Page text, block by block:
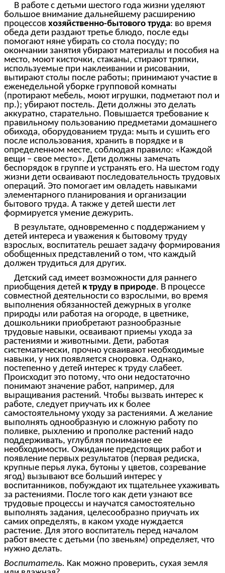
В работе с детьми шестого года жизни уделяют
большое внимание дальнейшему расширению
процессов хозяйственно-бытового труда: во время
обеда дети раздают третье блюдо, после еды
помогают няне убирать со стола посуду; по
окончании занятия убирают материалы и пособия на
место, моют кисточки, стаканы, стирают тряпки,
используемые при наклеивании и рисовании,
вытирают столы после работы; принимают участие в
еженедельной уборке групповой комнаты
(протирают мебель, моют игрушки, подметают пол и
пр.); убирают постель. Дети должны это делать
аккуратно, старательно. Повышается требование к
правильному пользованию предметами домашнего
обихода, оборудованием труда: мыть и сушить его
после использования, хранить в порядке и в
определенном месте, соблюдая правило: «Каждой
вещи – свое место». Дети должны замечать
беспорядок в группе и устранять его. На шестом году
жизни дети осваивают последовательность трудовых
операций. Это помогает им овладеть навыками
элементарного планирования и организации
бытового труда. А также у детей шести лет
формируется умение дежурить.
В результате, одновременно с поддержанием у
детей интереса и уважения к бытовому труду
взрослых, воспитатель решает задачу формирования
обобщенных представлений о том, что каждый
должен трудиться для других.
Детский сад имеет возможности для раннего
приобщения детей к труду в природе. В процессе
совместной деятельности со взрослыми, во время
выполнения обязанностей дежурных в уголке
природы или работая на огороде, в цветнике,
дошкольники приобретают разнообразные
трудовые навыки, осваивают приемы ухода за
растениями и животными. Дети, работая
систематически, прочно усваивают необходимые
навыки, у них появляется сноровка. Однако,
постепенно у детей интерес к труду слабеет.
Происходит это потому, что они недостаточно
понимают значение работ, например, для
выращивания растений. Чтобы вызвать интерес к
работе, следует приучать их к более
самостоятельному уходу за растениями. А желание
выполнять однообразную и сложную работу по
поливке, рыхлению и прополке растений надо
поддерживать, углубляя понимание ее
необходимости. Ожидание предстоящих работ и
появление первых результатов (первая редиска,
крупные перья лука, бутоны у цветов, созревание
ягод) вызывают все больший интерес у
воспитанников, побуждают их тщательнее ухаживать
за растениями. После того как дети узнают все
трудовые процессы и научатся самостоятельно
выполнять задания, целесообразно приучать их
самих определять, в каком уходе нуждается
растение. Для этого воспитатель перед началом
работ вместе с детьми (по звеньям) определяет, что
нужно делать.
Воспитатель. Как можно проверить, сухая земля